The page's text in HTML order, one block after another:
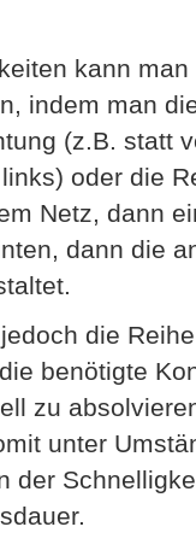
kann
indem man
(z.B. statt
oder die
Netz, dann
dann die
die
benötigte
zu
unter
der